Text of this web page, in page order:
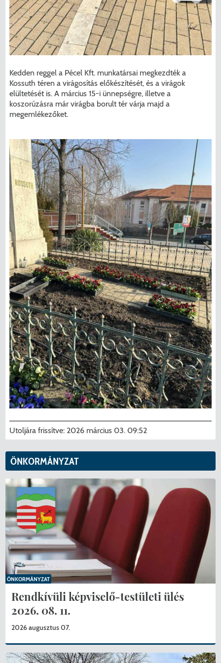
Kedden reggel a Pécel Kft. munkatársai megkezdték a
Kossuth téren a virágosítás előkészítését, és a virágok
elültetését is. A március 15-i ünnepségre, illetve a
koszorúzásra már virágba borult tér várja majd a
megemlékezőket.
Utoljára frissítve: 2026 március 03. 09:52
ÖNKORMÁNYZAT
Rendkívüli képviselő-testületi ülés
2026. 08. 11.
2026 augusztus 07.
ÖNKORMÁNYZAT